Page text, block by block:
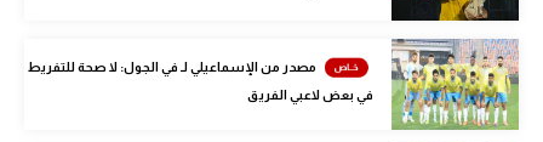
أمريكا
ركن الألعاب
مصدر من الإسماعيلي لـ في الجول: لا صحة للتفريط
في بعض لاعبي الفريق